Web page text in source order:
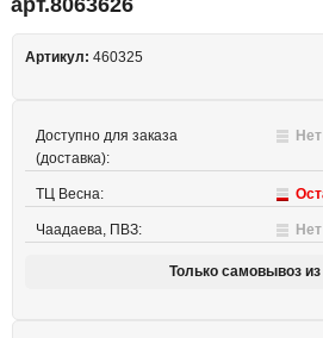
арт.8063626
Артикул: 460325
Доступно для заказа
(доставка):
ТЦ Весна:
Чаадаева, ПВЗ:
Только самовывоз